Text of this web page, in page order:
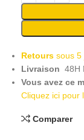
Retours sous 5
Livraison 48H
Vous avez ce
Cliquez ici pour
Comparer